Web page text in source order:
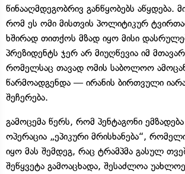
წინააღმდეგობრივ განწყობებს აწყდება.
რომ ეს ომი მისთვის პოლიტიკურ
ხშირად თითქოს მზად იყო მისი
პრეზიდენტს ჯერ არ მიუღწევია იმ
რომელსაც თავად ომის საბოლოო
წარმოადგენდა — ირანის ბირთვული
შეჩერება.
გამოცემა წერს, რომ პენტაგონი
ოპერაცია „ეპიკური მრისხანება“,
იყო მას შემდეგ, რაც ტრამპმა გასულ
შეწყვეტა გამოაცხადა, შესაძლოა